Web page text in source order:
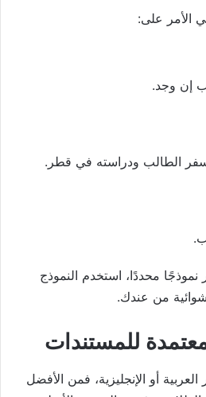
الأمر على:
إن وجد.
الطالب ودراسته في قطر.
نموذجًا محددًا، استخدم النموذج
من عندك.
للمستندات
أو الإنجليزية، فمن الأفضل